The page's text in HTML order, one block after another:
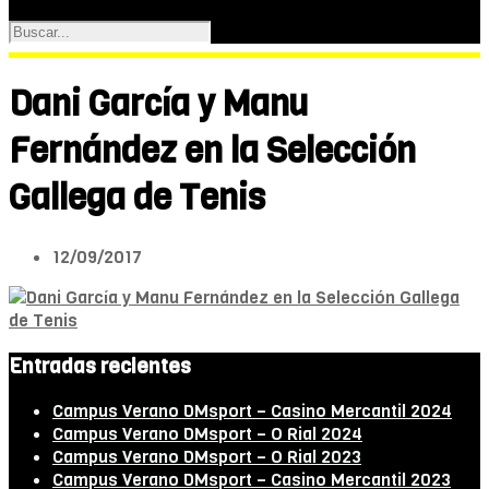
Dani García y Manu
Fernández en la Selección
Gallega de Tenis
12/09/2017
Entradas recientes
Campus Verano DMsport – Casino Mercantil 2024
Campus Verano DMsport – O Rial 2024
Campus Verano DMsport – O Rial 2023
Campus Verano DMsport – Casino Mercantil 2023